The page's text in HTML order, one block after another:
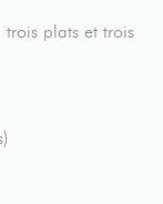
plats et trois